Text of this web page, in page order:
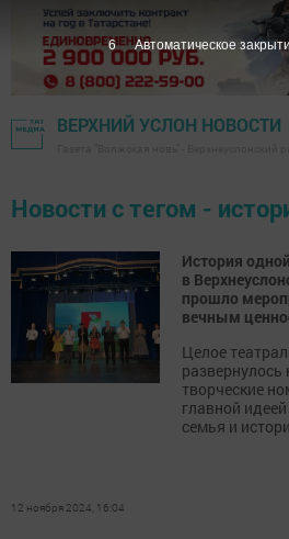
ВЕРХНИЙ УСЛОН НОВОСТИ
Новости с тегом -
История
в
прошло
вечным
Целое
развернулось
творческие
главной
семья и
12 ноября 2024, 16:04
6 Автоматическое